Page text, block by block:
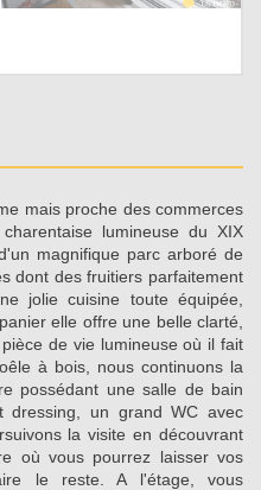
mais proche des commerces
lumineuse du XIX
magnifique parc arboré de
dont des fruitiers parfaitement
jolie cuisine toute équipée,
elle offre une belle clarté,
de vie lumineuse où il fait
à bois, nous continuons la
possédant une salle de bain
dressing, un grand WC avec
la visite en découvrant
où vous pourrez laisser vos
le reste. A l'étage, vous